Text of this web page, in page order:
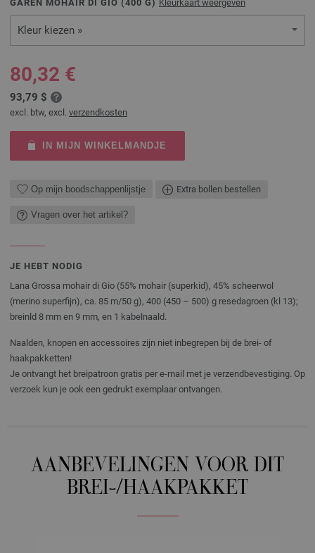
GAREN MOHAIR DI GIO (400 G) Kleurkaart weergeven
Kleur kiezen »
80,32 €
93,79 $
excl. btw, excl. verzendkosten
IN MIJN WINKELMANDJE
Op mijn boodschappenlijstje Extra bollen bestellen
Vragen over het artikel?
JE HEBT NODIG
Lana Grossa mohair di Gio (55% mohair (superkid), 45% scheerwol
(merino superfijn), ca. 85 m/50 g), 400 (450 – 500) g resedagroen (kl 13);
breinld 8 mm en 9 mm, en 1 kabelnaald.
Naalden, knopen en accessoires zijn niet inbegrepen bij de brei- of
haakpakketten!
Je ontvangt het breipatroon gratis per e-mail met je verzendbevestiging. Op
verzoek kun je ook een gedrukt exemplaar ontvangen.
AANBEVELINGEN VOOR DIT
BREI-/HAAKPAKKET